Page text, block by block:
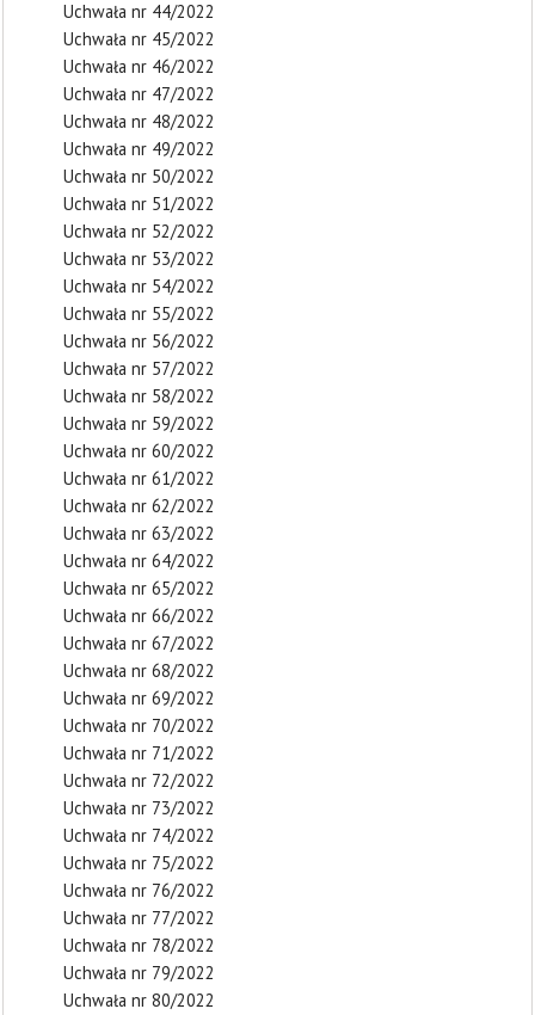
Uchwała nr 44/2022
Uchwała nr 45/2022
Uchwała nr 46/2022
Uchwała nr 47/2022
Uchwała nr 48/2022
Uchwała nr 49/2022
Uchwała nr 50/2022
Uchwała nr 51/2022
Uchwała nr 52/2022
Uchwała nr 53/2022
Uchwała nr 54/2022
Uchwała nr 55/2022
Uchwała nr 56/2022
Uchwała nr 57/2022
Uchwała nr 58/2022
Uchwała nr 59/2022
Uchwała nr 60/2022
Uchwała nr 61/2022
Uchwała nr 62/2022
Uchwała nr 63/2022
Uchwała nr 64/2022
Uchwała nr 65/2022
Uchwała nr 66/2022
Uchwała nr 67/2022
Uchwała nr 68/2022
Uchwała nr 69/2022
Uchwała nr 70/2022
Uchwała nr 71/2022
Uchwała nr 72/2022
Uchwała nr 73/2022
Uchwała nr 74/2022
Uchwała nr 75/2022
Uchwała nr 76/2022
Uchwała nr 77/2022
Uchwała nr 78/2022
Uchwała nr 79/2022
Uchwała nr 80/2022